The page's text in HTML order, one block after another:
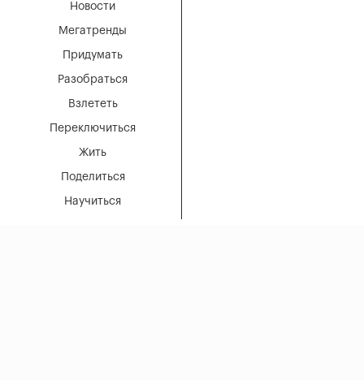
Мегатренды
Придумать
Разобраться
Взлететь
Новости
Переключиться
Жить
Поделиться
Научиться